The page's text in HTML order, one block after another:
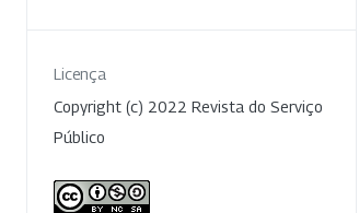
Licença
Copyright (c) 2022 Revista do Serviço
Público